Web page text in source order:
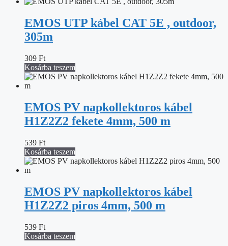
EMOS UTP kábel CAT 5E , outdoor,
305m
309 Ft
Kosárba teszem
EMOS PV napkollektoros kábel
H1Z2Z2 fekete 4mm, 500 m
539 Ft
Kosárba teszem
EMOS PV napkollektoros kábel
H1Z2Z2 piros 4mm, 500 m
539 Ft
Kosárba teszem